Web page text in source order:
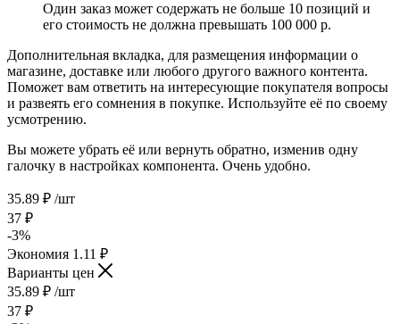
Один заказ может содержать не больше 10 позиций и
его стоимость не должна превышать 100 000 р.
Дополнительная вкладка, для размещения информации о
магазине, доставке или любого другого важного контента.
Поможет вам ответить на интересующие покупателя вопросы
и развеять его сомнения в покупке. Используйте её по своему
усмотрению.
Вы можете убрать её или вернуть обратно, изменив одну
галочку в настройках компонента. Очень удобно.
35.89 ₽ /шт
37 ₽
-3%
Экономия 1.11 ₽
Варианты цен
35.89 ₽ /шт
37 ₽